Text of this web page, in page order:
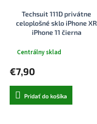
Techsuit 111D privátne
celoplošné sklo iPhone XR
iPhone 11 čierna
Centrálny sklad
€7,90
Pridať do košíka